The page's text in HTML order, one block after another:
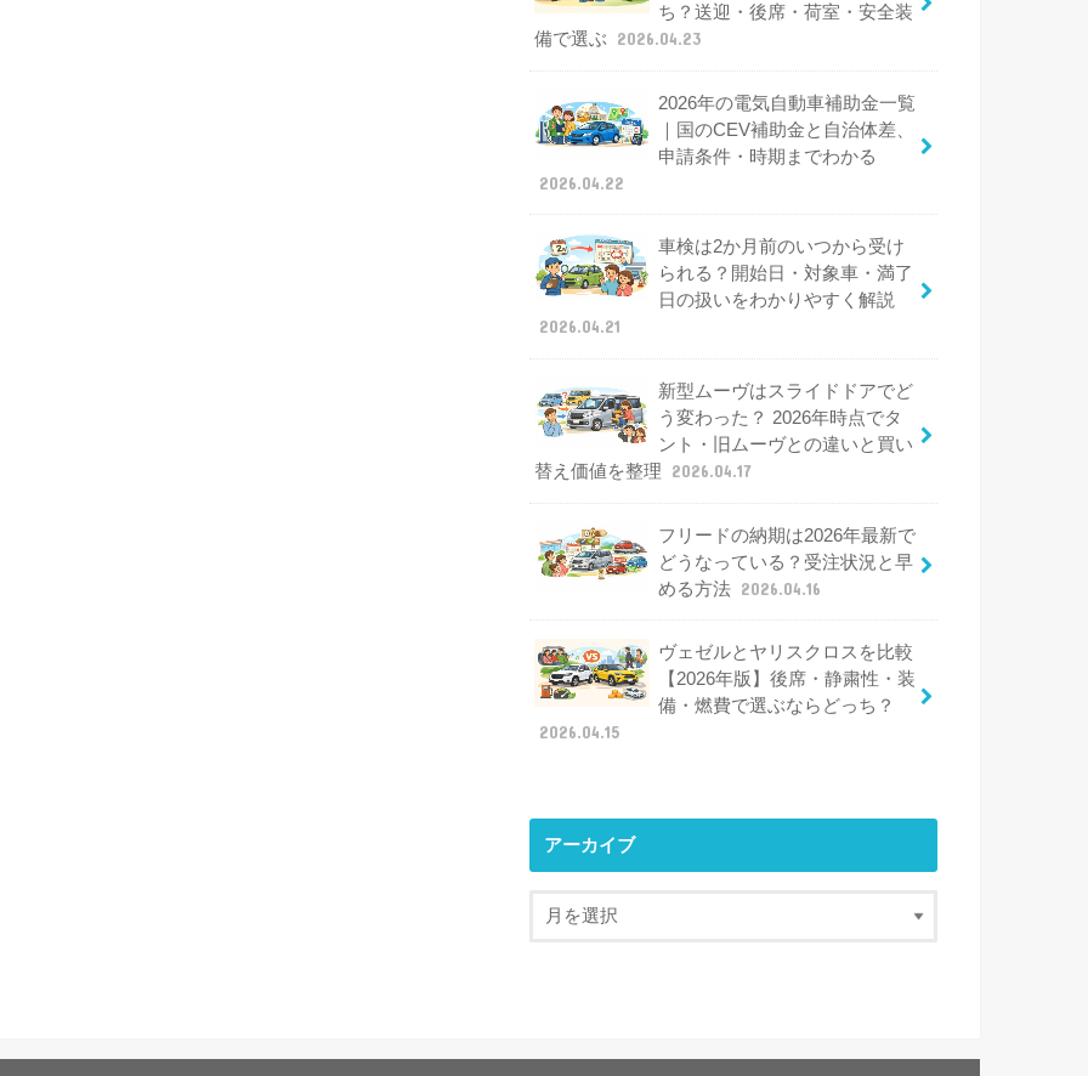
ち？送迎・後席・荷室・安全装
備で選ぶ
2026.04.23
2026年の電気自動車補助金一覧
｜国のCEV補助金と自治体差、
申請条件・時期までわかる
2026.04.22
車検は2か月前のいつから受け
られる？開始日・対象車・満了
日の扱いをわかりやすく解説
2026.04.21
新型ムーヴはスライドドアでど
う変わった？ 2026年時点でタ
ント・旧ムーヴとの違いと買い
替え価値を整理
2026.04.17
フリードの納期は2026年最新で
どうなっている？受注状況と早
める方法 2026.04.16
ヴェゼルとヤリスクロスを比較
【2026年版】後席・静粛性・装
備・燃費で選ぶならどっち？
2026.04.15
アーカイブ